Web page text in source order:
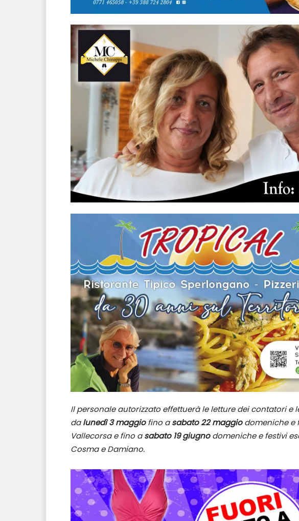
Il personale autorizzato effettuerà le letture dei contatori e
dalunedì 3 maggiofino asabato 22 maggiodomeniche e
Vallecorsa e fino asabato 19 giugnodomeniche e festivi
Cosma e Damiano.